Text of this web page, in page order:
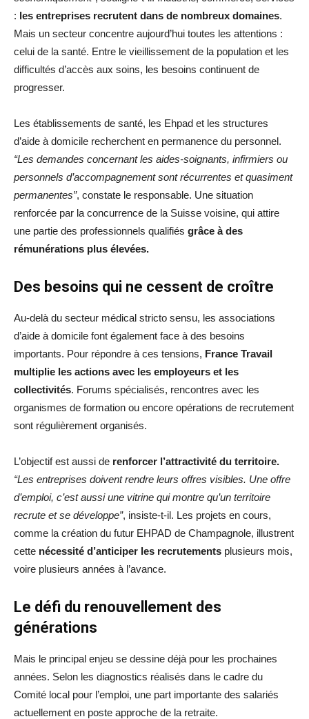
: les entreprises recrutent dans de nombreux domaines.
Mais un secteur concentre aujourd’hui toutes les attentions :
celui de la santé. Entre le vieillissement de la population et les
difficultés d’accès aux soins, les besoins continuent de
progresser.
Les établissements de santé, les Ehpad et les structures
d’aide à domicile recherchent en permanence du personnel.
“Les demandes concernant les aides-soignants, infirmiers ou
personnels d’accompagnement sont récurrentes et quasiment
permanentes”, constate le responsable. Une situation
renforcée par la concurrence de la Suisse voisine, qui attire
une partie des professionnels qualifiés grâce à des
rémunérations plus élevées.
Des besoins qui ne cessent de croître
Au-delà du secteur médical stricto sensu, les associations
d’aide à domicile font également face à des besoins
importants. Pour répondre à ces tensions, France Travail
multiplie les actions avec les employeurs et les
collectivités. Forums spécialisés, rencontres avec les
organismes de formation ou encore opérations de recrutement
sont régulièrement organisés.
L’objectif est aussi de renforcer l’attractivité du territoire.
“Les entreprises doivent rendre leurs offres visibles. Une offre
d’emploi, c’est aussi une vitrine qui montre qu’un territoire
recrute et se développe”, insiste-t-il. Les projets en cours,
comme la création du futur EHPAD de Champagnole, illustrent
cette nécessité d’anticiper les recrutements plusieurs mois,
voire plusieurs années à l’avance.
Le défi du renouvellement des
générations
Mais le principal enjeu se dessine déjà pour les prochaines
années. Selon les diagnostics réalisés dans le cadre du
Comité local pour l’emploi, une part importante des salariés
actuellement en poste approche de la retraite.